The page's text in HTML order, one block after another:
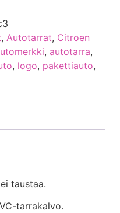
, Autotarrat, Citroen
, autotarra,
, logo, pakettiauto,
taustaa.
tarrakalvo.